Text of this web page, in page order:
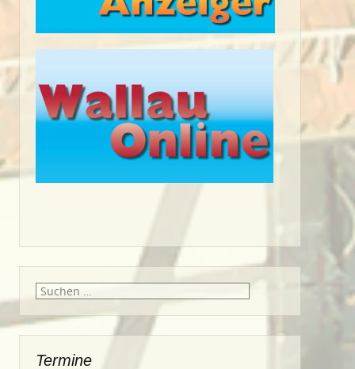
Suche
Termine